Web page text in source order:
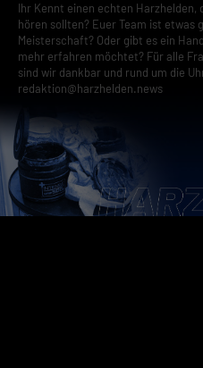
Ihr Kennt einen echten Harzhelden,
hören sollten? Euer Team ist etwas
Meisterschaft? Oder gibt es ein
mehr erfahren möchtet? Für alle
sind wir dankbar und rund um die
redaktion@harzhelden.news